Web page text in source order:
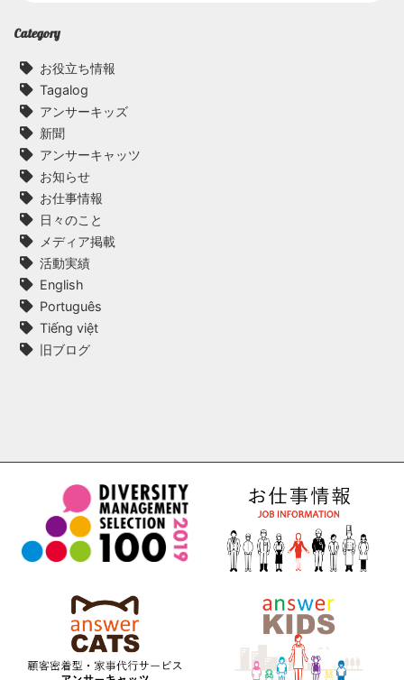
Category
お役立ち情報
Tagalog
アンサーキッズ
新聞
アンサーキャッツ
お知らせ
お仕事情報
日々のこと
メディア掲載
活動実績
English
Português
Tiếng việt
旧ブログ